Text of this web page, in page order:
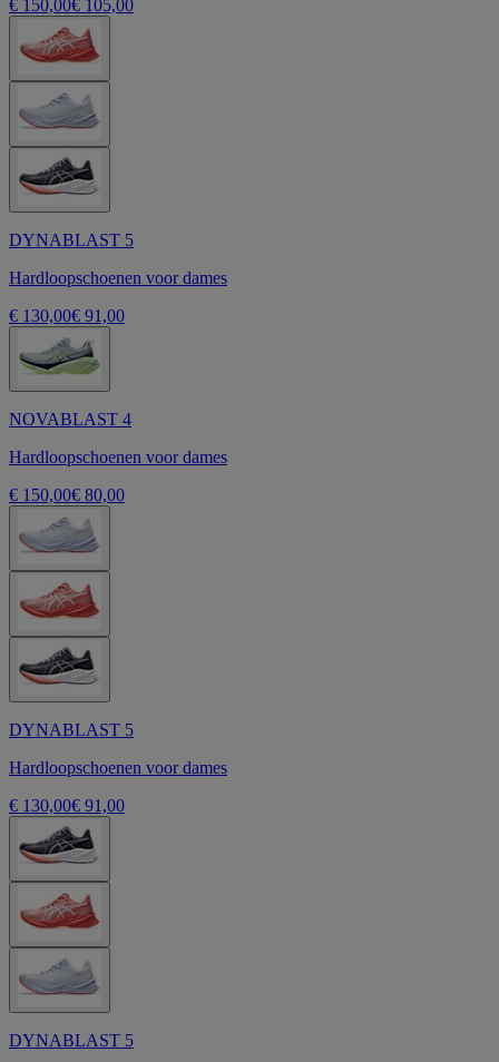
€ 150,00€ 105,00
DYNABLAST 5
Hardloopschoenen voor dames
€ 130,00€ 91,00
NOVABLAST 4
Hardloopschoenen voor dames
€ 150,00€ 80,00
DYNABLAST 5
Hardloopschoenen voor dames
€ 130,00€ 91,00
DYNABLAST 5